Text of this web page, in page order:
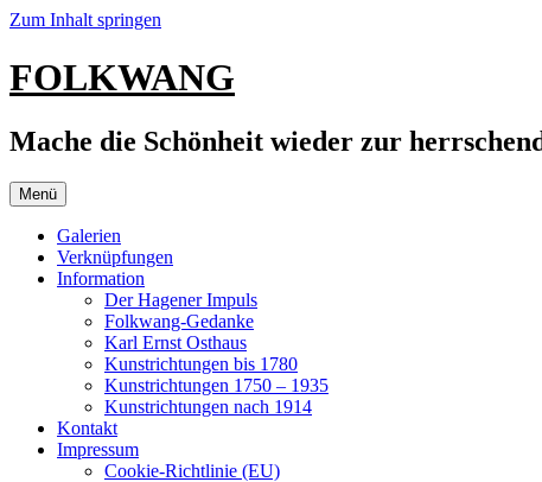
Zum Inhalt springen
FOLKWANG
Mache die Schönheit wieder zur
Menü
Galerien
Verknüpfungen
Information
Der Hagener Impuls
Folkwang-Gedanke
Karl Ernst Osthaus
Kunstrichtungen bis 1780
Kunstrichtungen 1750 – 1935
Kunstrichtungen nach 1914
Kontakt
Impressum
Cookie-Richtlinie (EU)